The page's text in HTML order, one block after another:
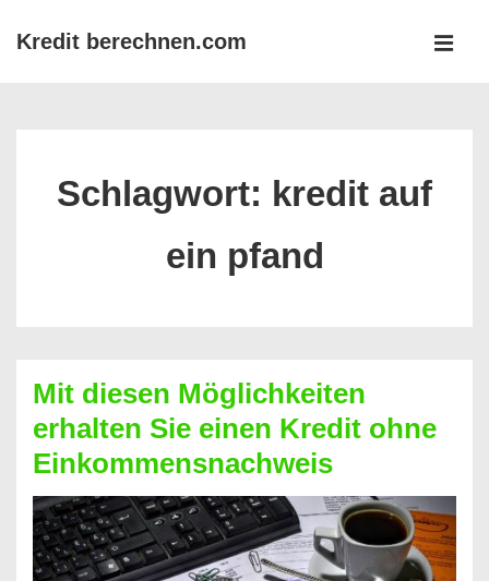
ZumKredit berechnen.com
Schlagwort: kredit auf
ein pfand
Mit diesen Möglichkeiten
erhalten Sie einen Kredit ohne
Einkommensnachweis